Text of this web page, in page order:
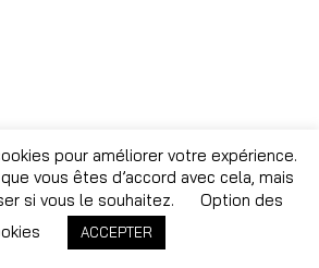
pour améliorer votre expérience.
vous êtes d’accord avec cela, mais
si vous le souhaitez.
Option des
ACCEPTER